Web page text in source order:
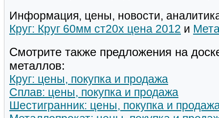
Информация, цены, новости,
Круг: Круг 60мм ст20х цена 2012 и
Смотрите также предложения на
металлов:
Круг: цены, покупка и продажа
Сплав: цены, покупка и продажа
Шестигранник: цены, покупка и